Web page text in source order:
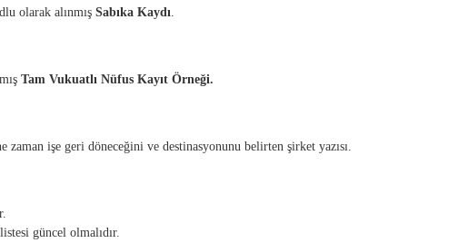
olarak alınmış Sabıka Kaydı
Tam Vukuatlı Nüfus Kayıt Örneği.
işe geri döneceğini ve destinasyonunu belirten şirket yazısı.
güncel olmalıdır.